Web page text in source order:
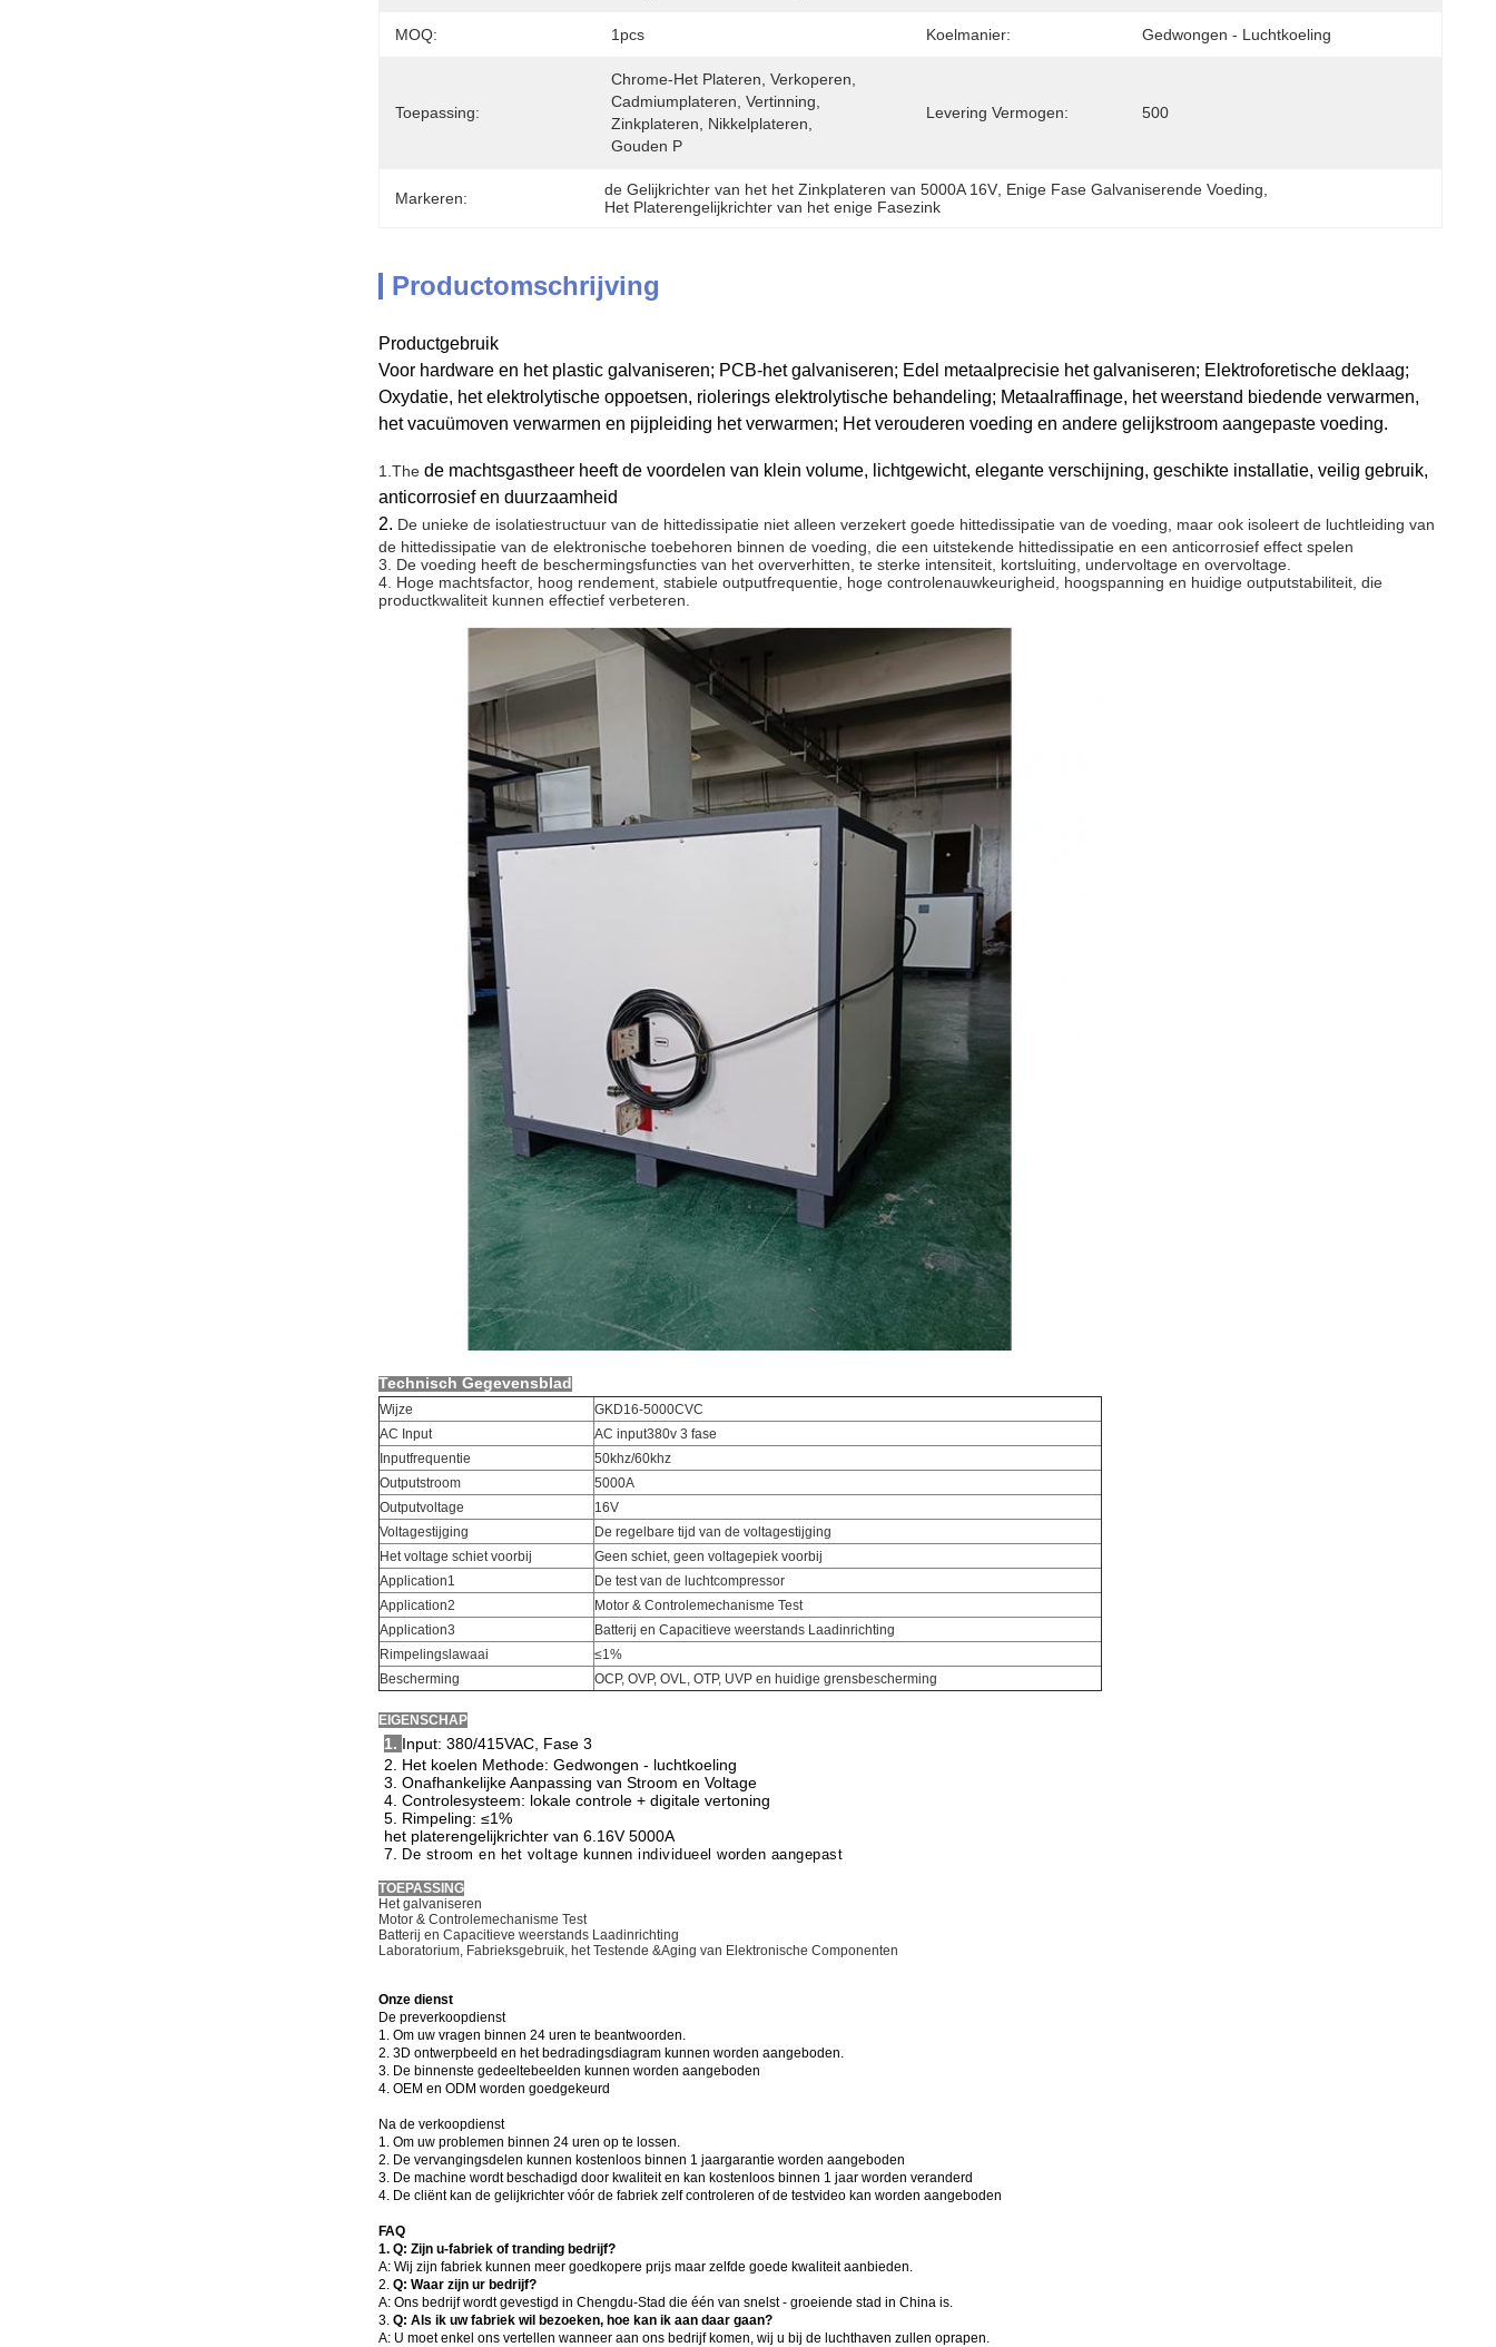
MOQ: 1pcs Koelmanier: Gedwongen - Luchtkoeling
Toepassing:
Chrome-Het Plateren, Verkoperen,
Cadmiumplateren, Vertinning,
Zinkplateren, Nikkelplateren,
Gouden P
Levering Vermogen: 500
Markeren: de Gelijkrichter van het het Zinkplateren van 5000A 16V Enige Fase Galvaniserende Voeding
Het Platerengelijkrichter van het enige Fasezink
Productomschrijving
Productgebruik
Voor hardware en het plastic galvaniseren; PCB-het galvaniseren; Edel metaalprecisie het galvaniseren; Elektroforetische deklaag;
Oxydatie, het elektrolytische oppoetsen, riolerings elektrolytische behandeling; Metaalraffinage, het weerstand biedende verwarmen,
het vacuümoven verwarmen en pijpleiding het verwarmen; Het verouderen voeding en andere gelijkstroom aangepaste voeding.
1.The de machtsgastheer heeft de voordelen van klein volume, lichtgewicht, elegante verschijning, geschikte installatie, veilig gebruik,
anticorrosief en duurzaamheid
2. De unieke de isolatiestructuur van de hittedissipatie niet alleen verzekert goede hittedissipatie van de voeding, maar ook isoleert de luchtleiding van
de hittedissipatie van de elektronische toebehoren binnen de voeding, die een uitstekende hittedissipatie en een anticorrosief effect spelen
3. De voeding heeft de beschermingsfuncties van het oververhitten, te sterke intensiteit, kortsluiting, undervoltage en overvoltage.
4. Hoge machtsfactor, hoog rendement, stabiele outputfrequentie, hoge controlenauwkeurigheid, hoogspanning en huidige outputstabiliteit, die
productkwaliteit kunnen effectief verbeteren.
Technisch Gegevensblad
Wijze
GKD16-5000CVC
AC Input
AC input380v 3 fase
Inputfrequentie
50khz/60khz
Outputstroom
5000A
Outputvoltage
16V
Voltagestijging
De regelbare tijd van de voltagestijging
Het voltage schiet voorbij
Geen schiet, geen voltagepiek voorbij
Application1
De test van de luchtcompressor
Application2
Motor & Controlemechanisme Test
Application3
Batterij en Capacitieve weerstands Laadinrichting
Rimpelingslawaai
≤1%
Bescherming
OCP, OVP, OVL, OTP, UVP en huidige grensbescherming
EIGENSCHAP
1. Input: 380/415VAC, Fase 3
2. Het koelen Methode: Gedwongen - luchtkoeling
3. Onafhankelijke Aanpassing van Stroom en Voltage
4. Controlesysteem: lokale controle + digitale vertoning
5. Rimpeling: ≤1%
het platerengelijkrichter van 6.16V 5000A
7.
De stroom en het voltage kunnen individueel worden aangepast
TOEPASSING
Het galvaniseren
Motor & Controlemechanisme Test
Batterij en Capacitieve weerstands Laadinrichting
Laboratorium, Fabrieksgebruik, het Testende &Aging van Elektronische Componenten
Onze dienst
De preverkoopdienst
1. Om uw vragen binnen 24 uren te beantwoorden.
2. 3D ontwerpbeeld en het bedradingsdiagram kunnen worden aangeboden.
3. De binnenste gedeeltebeelden kunnen worden aangeboden
4. OEM en ODM worden goedgekeurd
Na de verkoopdienst
1. Om uw problemen binnen 24 uren op te lossen.
2. De vervangingsdelen kunnen kostenloos binnen 1 jaargarantie worden aangeboden
3. De machine wordt beschadigd door kwaliteit en kan kostenloos binnen 1 jaar worden veranderd
4. De cliënt kan de gelijkrichter vóór de fabriek zelf controleren of de testvideo kan worden aangeboden
FAQ
1. Q: Zijn u-fabriek of tranding bedrijf?
A: Wij zijn fabriek kunnen meer goedkopere prijs maar zelfde goede kwaliteit aanbieden.
2. Q: Waar zijn ur bedrijf?
A: Ons bedrijf wordt gevestigd in Chengdu-Stad die één van snelst - groeiende stad in China is.
3. Q: Als ik uw fabriek wil bezoeken, hoe kan ik aan daar gaan?
A: U moet enkel ons vertellen wanneer aan ons bedrijf komen, wij u bij de luchthaven zullen oprapen.